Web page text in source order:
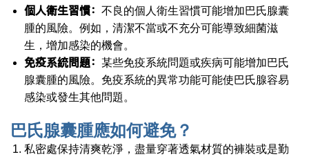
個人衛生習慣： 不良的個人衛生習慣可能增加巴氏腺囊
腫的風險。例如，清潔不當或不充分可能導致細菌滋
生，增加感染的機會。
免疫系統問題： 某些免疫系統問題或疾病可能增加巴氏
腺囊腫的風險。免疫系統的異常功能可能使巴氏腺容易
感染或發生其他問題。
巴氏腺囊腫應如何避免？
私密處保持清爽乾淨，盡量穿著透氣材質的褲裝或是勤